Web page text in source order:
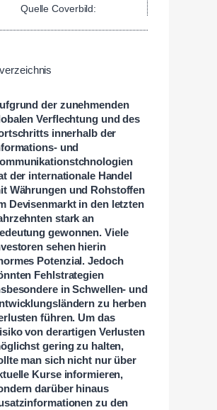
Quelle Coverbild:
der zunehmenden
Verflechtung und des
innerhalb der
und
der internationale Handel
Währungen und Rohstoffen
Devisenmarkt in den letzten
stark an
gewonnen. Viele
sehen hierin
Potenzial. Jedoch
Fehlstrategien
in Schwellen- und
zu herben
führen. Um das
von derartigen Verlusten
gering zu halten,
man sich nicht nur über
Kurse informieren,
darüber hinaus
zu den